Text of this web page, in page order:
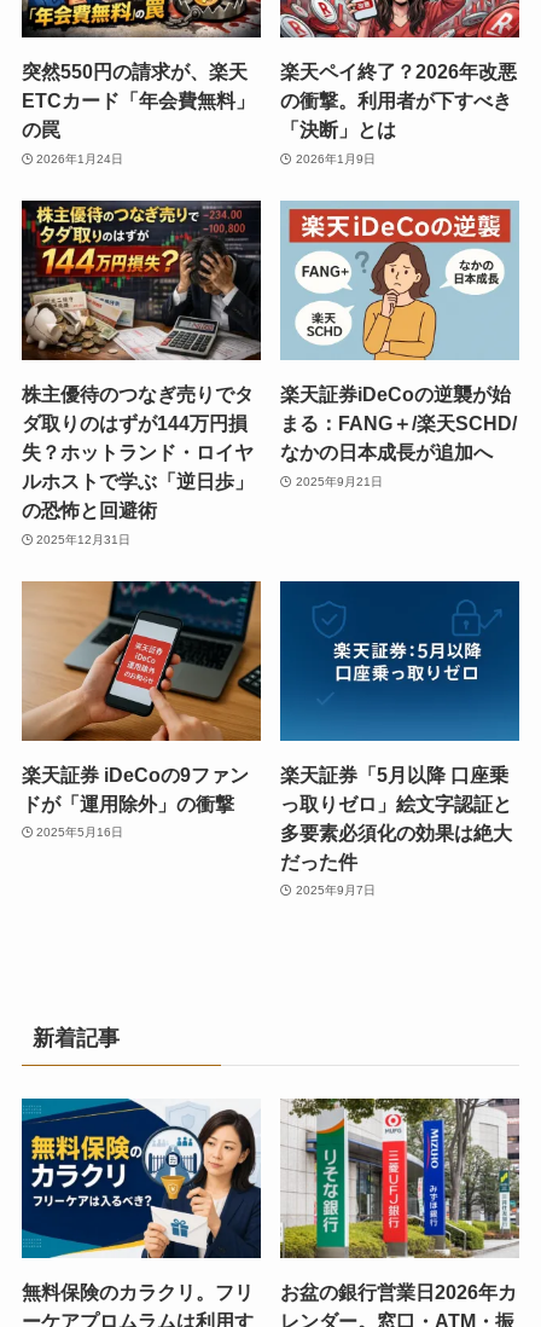
突然550円の請求が、楽天
ETCカード「年会費無料」
の罠
2026年1月24日
楽天ペイ終了？2026年改悪
の衝撃。利用者が下すべき
「決断」とは
2026年1月9日
株主優待のつなぎ売りでタ
ダ取りのはずが144万円損
失？ホットランド・ロイヤ
ルホストで学ぶ「逆日歩」
の恐怖と回避術
2025年12月31日
楽天証券iDeCoの逆襲が始
まる：FANG＋/楽天SCHD/
なかの日本成長が追加へ
2025年9月21日
楽天証券 iDeCoの9ファン
ドが「運用除外」の衝撃
2025年5月16日
楽天証券「5月以降 口座乗
っ取りゼロ」絵文字認証と
多要素必須化の効果は絶大
だった件
2025年9月7日
新着記事
無料保険のカラクリ。フリ
ーケアプロムラムは利用す
お盆の銀行営業日2026年カ
レンダー。窓口・ATM・振